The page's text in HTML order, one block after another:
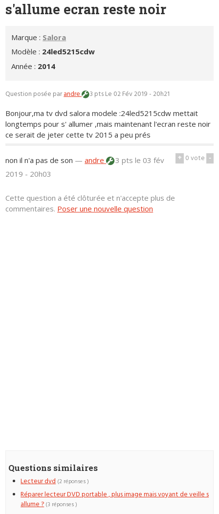
s'allume ecran reste noir
Marque : Salora
Modèle : 24led5215cdw
Année : 2014
Question posée parandre 3 ptsLe 02 Fév 2019 - 20h21
Bonjour,ma tv dvd salora modele :24led5215cdw mettait
longtemps pour s' allumer ,mais maintenant l'ecran reste noir
ce serait de jeter cette tv 2015 a peu prés
+ 0vote -
non il n'a pas de son —andre 3 ptsle 03 fév
2019 - 20h03
Cette question a été clôturée et n'accepte plus de
commentaires. Poser une nouvelle question
Questions similaires
Lecteur dvd (2 réponses )
Réparer lecteur DVD portable , plus image mais voyant de veille s
allume ? (3 réponses )